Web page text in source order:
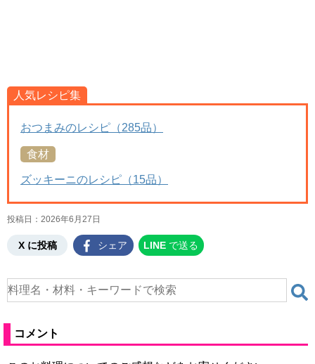
人気レシピ集
おつまみのレシピ（285品）
食材
ズッキーニのレシピ（15品）
投稿日： 2026年6月27日
X に投稿 シェア LINE で送る
コメント